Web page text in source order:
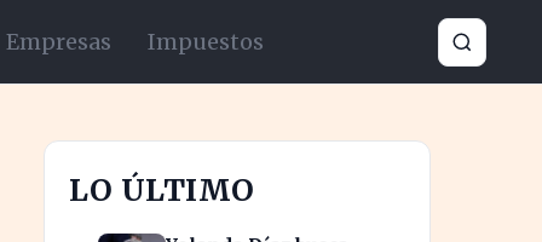
Empresas Impuestos
LO ÚLTIMO